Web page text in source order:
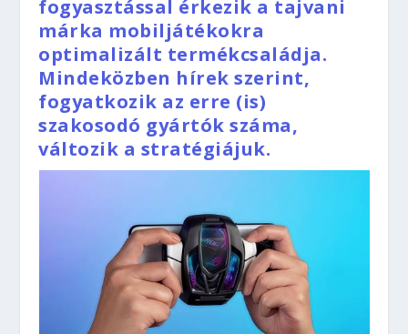
fogyasztással érkezik a tajvani
márka mobiljátékokra
optimalizált termékcsaládja.
Mindeközben hírek szerint,
fogyatkozik az erre (is)
szakosodó gyártók száma,
változik a stratégiájuk.